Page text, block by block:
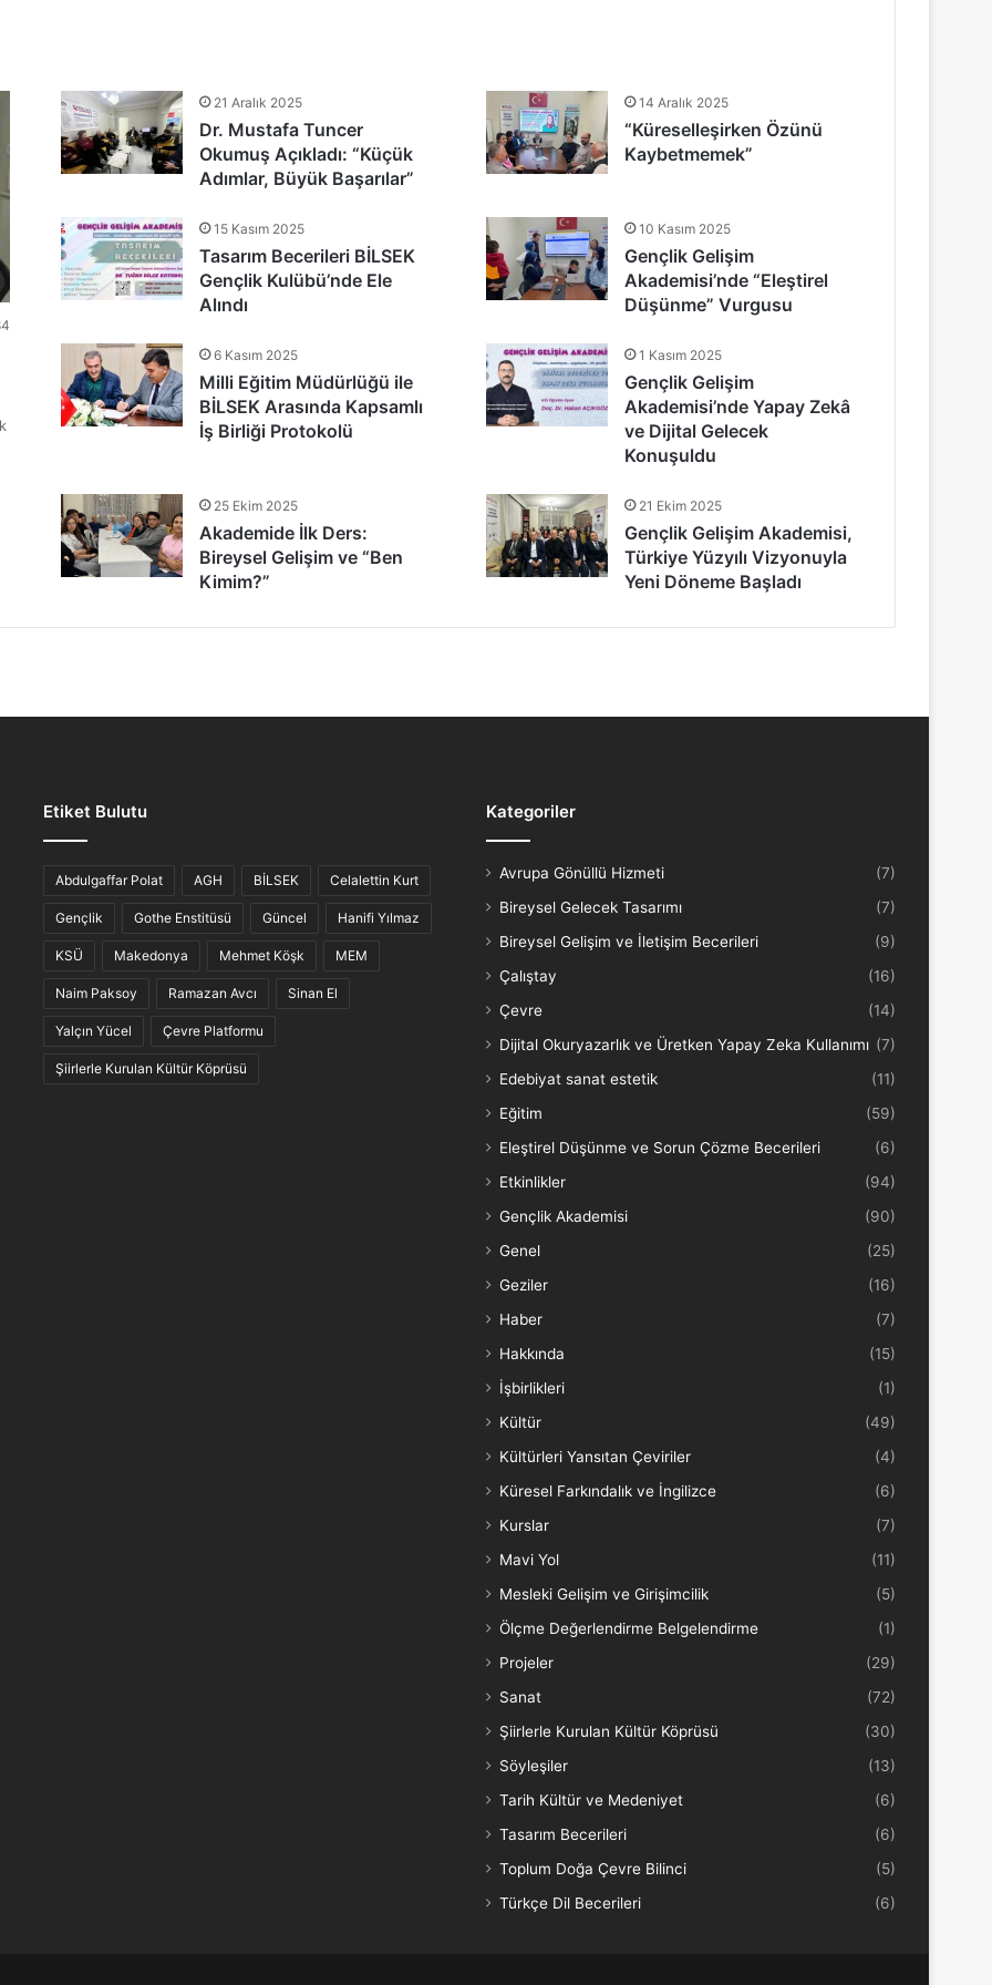
Teşekkür Belgeleriyle Tamamladı
Şöleni: Öğrenciler, Şair ve Ozanlarla Buluştu
Ahvali
Türkülerinin “Anlam Ağları” Keşfedildi
21 Aralık 2025
Dr. Mustafa Tuncer
Okumuş Açıkladı: “Küçük
Adımlar, Büyük Başarılar”
14 Aralık 2025
“Küreselleşirken Özünü
Kaybetmemek”
15 Kasım 2025
Tasarım Becerileri BİLSEK
Gençlik Kulübü’nde Ele
Alındı
10 Kasım 2025
Gençlik Gelişim
Akademisi’nde “Eleştirel
Düşünme” Vurgusu
6 Kasım 2025
Milli Eğitim Müdürlüğü ile
BİLSEK Arasında Kapsamlı
İş Birliği Protokolü
1 Kasım 2025
Gençlik Gelişim
Akademisi’nde Yapay Zekâ
ve Dijital Gelecek
Konuşuldu
25 Ekim 2025
Akademide İlk Ders:
Bireysel Gelişim ve “Ben
Kimim?”
21 Ekim 2025
Gençlik Gelişim Akademisi,
Türkiye Yüzyılı Vizyonuyla
Yeni Döneme Başladı
Etiket Bulutu
Abdulgaffar Polat AGH BİLSEK Celalettin Kurt
Gençlik Gothe Enstitüsü Güncel Hanifi Yılmaz
KSÜ Makedonya Mehmet Köşk MEM
Naim Paksoy Ramazan Avcı Sinan El
Yalçın Yücel Çevre Platformu
Şiirlerle Kurulan Kültür Köprüsü
Kategoriler
Avrupa Gönüllü Hizmeti
(7)
Bireysel Gelecek Tasarımı
(7)
Bireysel Gelişim ve İletişim Becerileri
(9)
Çalıştay
(16)
Çevre
(14)
Dijital Okuryazarlık ve Üretken Yapay Zeka Kullanımı (7)
Edebiyat sanat estetik
(11)
Eğitim
(59)
Eleştirel Düşünme ve Sorun Çözme Becerileri
(6)
Etkinlikler
(94)
Gençlik Akademisi
(90)
Genel
(25)
Geziler
(16)
Haber
(7)
Hakkında
(15)
İşbirlikleri
(1)
Kültür
(49)
Kültürleri Yansıtan Çeviriler
(4)
Küresel Farkındalık ve İngilizce
(6)
Kurslar
(7)
Mavi Yol
(11)
Mesleki Gelişim ve Girişimcilik
(5)
Ölçme Değerlendirme Belgelendirme
(1)
Projeler
(29)
Sanat
(72)
Şiirlerle Kurulan Kültür Köprüsü
(30)
Söyleşiler
(13)
Tarih Kültür ve Medeniyet
(6)
Tasarım Becerileri
(6)
Toplum Doğa Çevre Bilinci
(5)
Türkçe Dil Becerileri
(6)